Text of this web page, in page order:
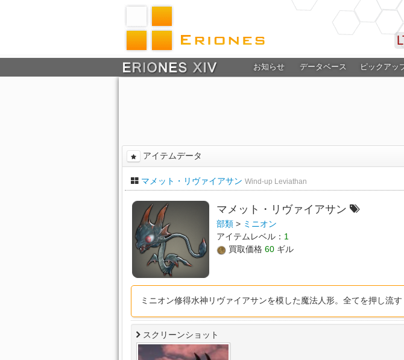
お知らせ データベース ピックアッ
アイテムデータ
マメット・リヴァイアサン Wind-up Leviathan
マメット・リヴァイアサン
部類 > ミニオン
アイテムレベル： 1
買取価格 60 ギル
ミニオン修得水神リヴァイアサンを模した魔法人形。全てを押し流す
スクリーンショット